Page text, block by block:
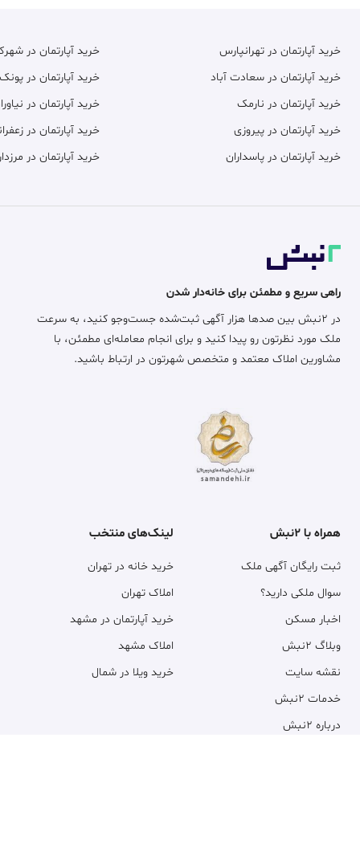
خرید آپارتمان در تهرانپارس
خرید آپارتمان در سعادت آباد
خرید آپارتمان در نارمک
خرید آپارتمان در پیروزی
خرید آپارتمان در پاسداران
خرید آپارتمان در
خرید آپارتمان در
خرید آپارتمان در
خرید آپارتمان در
خرید آپارتمان در
راهی سریع و مطمئن برای خانه‌دار شدن
در ۲نبش بین صدها هزار آگهی ثبت‌شده جست‌وجو کنید، به سرعت
ملک مورد نظرتون رو پیدا کنید و برای انجام معامله‌ای مطمئن، با
مشاورین املاک معتمد و متخصص شهرتون در ارتباط باشید.
همراه با ۲نبش
ثبت رایگان آگهی ملک
سوال ملکی دارید؟
اخبار مسکن
وبلاگ ۲نبش
نقشه سایت
خدمات ۲نبش
درباره ۲نبش
لینک‌های منتخب
خرید خانه در تهران
املاک تهران
خرید آپارتمان در مشهد
املاک مشهد
خرید ویلا در شمال